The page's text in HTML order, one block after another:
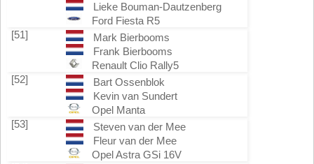
Lieke Bouman-Dautzenberg
Ford Fiesta R5
[51]
Mark Bierbooms
Frank Bierbooms
Renault Clio Rally5
[52]
Bart Ossenblok
Kevin van Sundert
Opel Manta
[53]
Steven van der Mee
Fleur van der Mee
Opel Astra GSi 16V